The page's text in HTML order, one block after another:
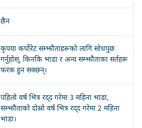
छैन
कृपया कर्पोरेट सम्झौताहरूको लागि सोधपुछ
गर्नुहोस्, किनकि भाडा र अन्य सम्झौताका सर्तहरू
फरक हुन सक्छन्।
पहिलो वर्ष भित्र रद्द गरेमा 3 महिना भाडा,
सम्झौताको दोस्रो वर्ष भित्र रद्द गरेमा 2 महिना
भाडा।